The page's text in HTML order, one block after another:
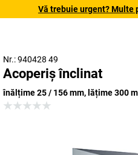
Vă trebuie urgent? Multe
Nr.: 940428 49
Acoperiș înclinat
înălțime 25 / 156 mm, lățime 300